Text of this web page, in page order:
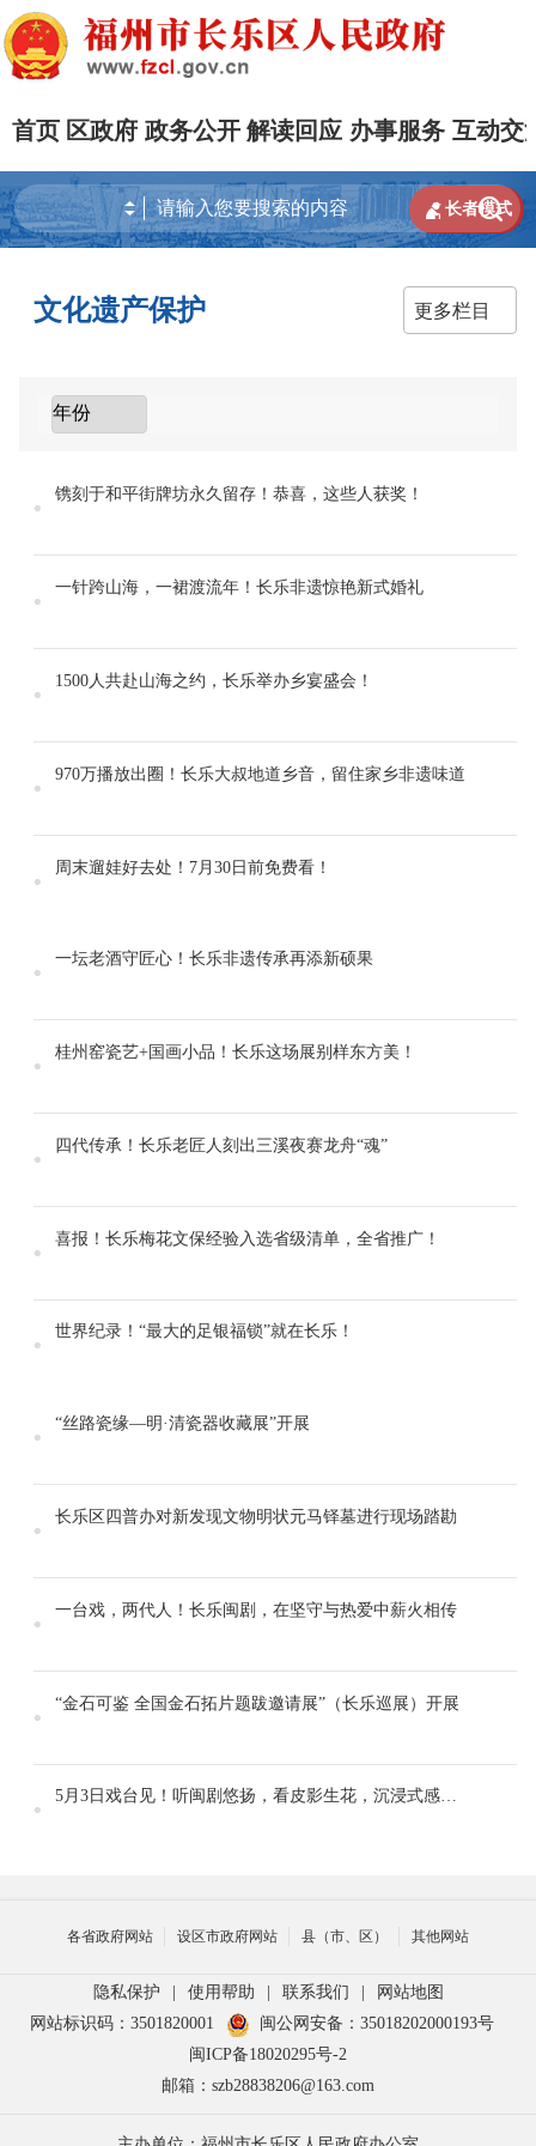
首页 区政府 政务公开 解读回应 办事服务 互动交

 长者模式
文化遗产保护 更多栏目
镌刻于和平街牌坊永久留存！恭喜，这些人获奖！
一针跨山海，一裙渡流年！长乐非遗惊艳新式婚礼
1500人共赴山海之约，长乐举办乡宴盛会！
970万播放出圈！长乐大叔地道乡音，留住家乡非遗味道
周末遛娃好去处！7月30日前免费看！
一坛老酒守匠心！长乐非遗传承再添新硕果
桂州窑瓷艺+国画小品！长乐这场展别样东方美！
四代传承！长乐老匠人刻出三溪夜赛龙舟“魂”
喜报！长乐梅花文保经验入选省级清单，全省推广！
世界纪录！“最大的足银福锁”就在长乐！
“丝路瓷缘―明·清瓷器收藏展”开展
长乐区四普办对新发现文物明状元马铎墓进行现场踏勘
一台戏，两代人！长乐闽剧，在坚守与热爱中薪火相传
“金石可鉴 全国金石拓片题跋邀请展”（长乐巡展）开展
5月3日戏台见！听闽剧悠扬，看皮影生花，沉浸式感受非遗高光时刻
各省政府网站 设区市政府网站 县（市、区） 其他网站
隐私保护 使用帮助 联系我们
网站地图
网站标识码：3501820001
闽公网安备：35018202000193号
闽ICP备18020295号-2
邮箱：szb28838206@163.com